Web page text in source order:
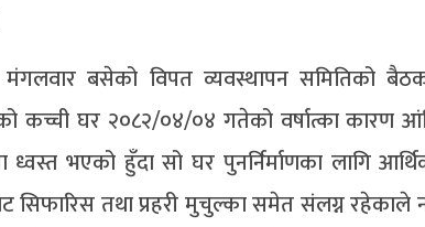
बसेको विपत व्यवस्थापन समितिको
कच्ची घर २०८२/०४/०४ गतेको वर्षात्का कारण
ध्वस्त भएको हुँदा सो घर पुनर्निर्माणका लागि
सिफारिस तथा प्रहरी मुचुल्का समेत संलग्न